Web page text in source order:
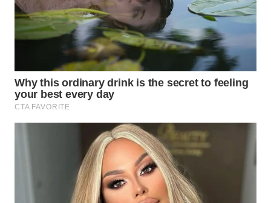
WAHANANEWS
CO ID
WAHANANEWS
NET
WAHANA